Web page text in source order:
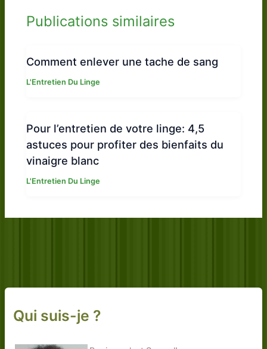
Publications similaires
Comment enlever une tache de sang
L'Entretien Du Linge
Pour l’entretien de votre linge: 4,5
astuces pour profiter des bienfaits du
vinaigre blanc
L'Entretien Du Linge
Qui suis-je ?